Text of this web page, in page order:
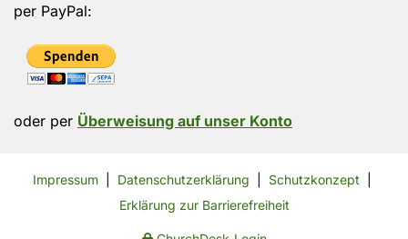
per PayPal:
oder per Überweisung auf unser Konto
Impressum Datenschutzerklärung Schutzkonzept
Erklärung zur Barrierefreiheit